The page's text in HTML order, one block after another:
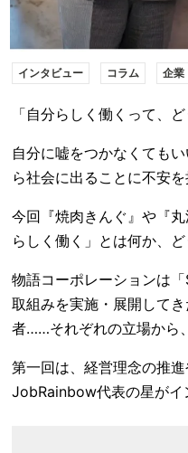
インタビュー コラム 企業
「自分らしく働くって、
自分に嘘をつかなくても
ら社会に出ることに不安
今回『焼肉きんぐ』や『
らしく働く」とは何か、
物語コーポレーションは
取組みを実施・展開して
者……それぞれの立場から
第一回は、経営理念の推
JobRainbow代表の星がイ